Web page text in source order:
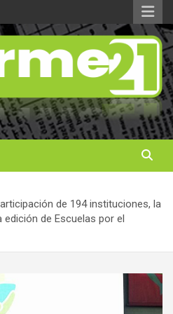
de 194 instituciones, la
edición de Escuelas por el